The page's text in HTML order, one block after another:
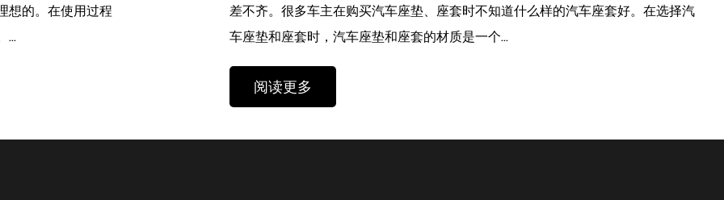
汽车座垫、座套时不知道什么样的汽车座套好。在选择汽
和座套的材质是一个...
渍、划痕和一般磨损。无论您有孩子、宠物，还
当防护罩，保持车辆的转售价值。 ...